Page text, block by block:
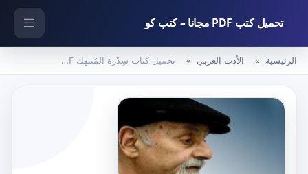
تحميل كتب PDF مجانا – كتب كو
الرئيسية الأدب العربي تحميل كتاب سِدْرة المُنتهك PDF تأليف سمير عبد الباقي مجانا [كامل]